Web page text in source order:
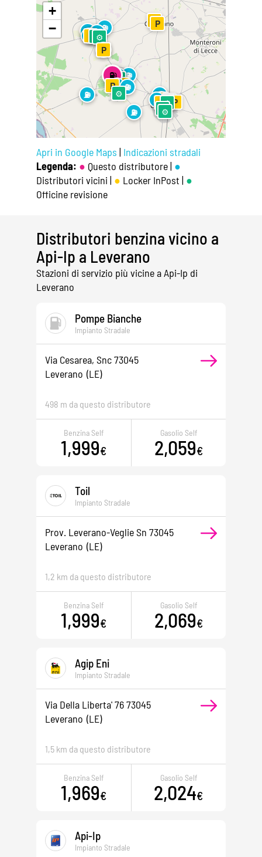
⛽
⛽
⛽
⛽
⛽
⛽
⛽
⛽
⛽⛽
⛽
⛽⛽⛽
⛽
P P
P
P
P
P
PP
P
P
⚙⚙
⚙
⚙
⚙
⚙
⚙⚙
⚙
⚙
+
−
Apri in Google Maps | Indicazioni stradali
Legenda: ● Questo distributore | ●
Distributori vicini | ● Locker InPost | ●
Officine revisione
Distributori benzina vicino a
Api-Ip a Leverano
Stazioni di servizio più vicine a Api-Ip di
Leverano
Pompe Bianche
Impianto Stradale
Via Cesarea, Snc 73045
Leverano (LE)
498 m da questo distributore
Benzina Self
1,999€
Gasolio Self
2,059€
Toil
Impianto Stradale
Prov. Leverano-Veglie Sn 73045
Leverano (LE)
1,2 km da questo distributore
Benzina Self
1,999€
Gasolio Self
2,069€
Agip Eni
Impianto Stradale
Via Della Liberta' 76 73045
Leverano (LE)
1,5 km da questo distributore
Benzina Self
1,969€
Gasolio Self
2,024€
Api-Ip
Impianto Stradale